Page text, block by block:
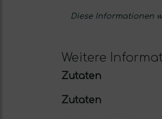
Diese Informationen
Weitere
Zutaten
Zutaten